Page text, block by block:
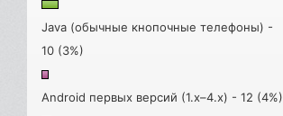
Java (обычные кнопочные телефоны) -
10 (3%)
Android первых версий (1.x–4.x) - 12 (4%)